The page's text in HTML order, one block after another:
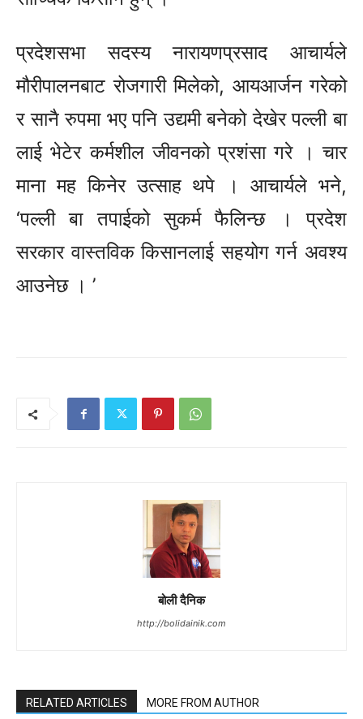
प्रदेशसभा सदस्य नारायणप्रसाद आचार्यले
मौरीपालनबाट रोजगारी मिलेको, आयआर्जन गरेको
र सानै रुपमा भए पनि उद्यमी बनेको देखेर पल्ली बा
लाई भेटेर कर्मशील जीवनको प्रशंसा गरे । चार
माना मह किनेर उत्साह थपे । आचार्यले भने,
‘पल्ली बा तपाईको सुकर्म फैलिन्छ । प्रदेश
सरकार वास्तविक किसानलाई सहयोग गर्न अवश्य
आउनेछ । ’
बोली दैनिक
http://bolidainik.com
RELATED ARTICLES MORE FROM AUTHOR